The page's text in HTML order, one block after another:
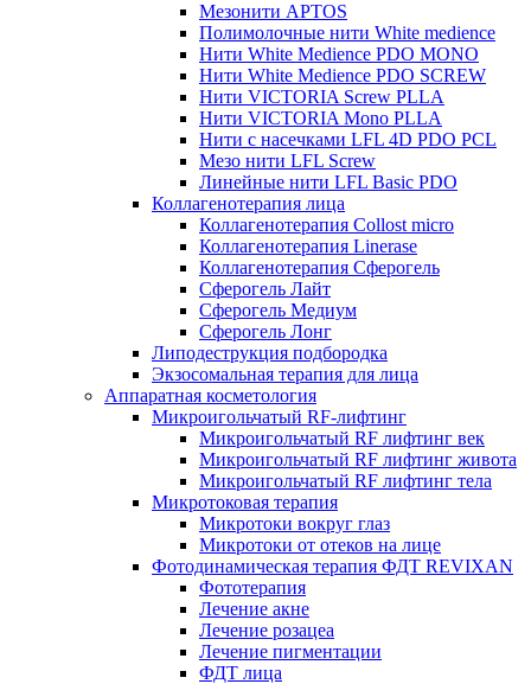
Мезонити APTOS
Полимолочные нити White medience
Нити White Medience PDO MONO
Нити White Medience PDO SCREW
Нити VICTORIA Screw PLLA
Нити VICTORIA Mono PLLA
Нити с насечками LFL 4D PDO PCL
Мезо нити LFL Screw
Линейные нити LFL Basic PDO
Коллагенотерапия лица
Коллагенотерапия Collost micro
Коллагенотерапия Linerase
Коллагенотерапия Сферогель
Сферогель Лайт
Сферогель Медиум
Сферогель Лонг
Липодеструкция подбородка
Экзосомальная терапия для лица
Аппаратная косметология
Микроигольчатый RF-лифтинг
Микроигольчатый RF лифтинг век
Микроигольчатый RF лифтинг живота
Микроигольчатый RF лифтинг тела
Микротоковая терапия
Микротоки вокруг глаз
Микротоки от отеков на лице
Фотодинамическая терапия ФДТ REVIXAN
Фототерапия
Лечение акне
Лечение розацеа
Лечение пигментации
ФДТ лица